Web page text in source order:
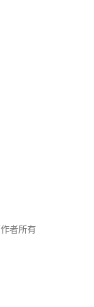
者所有